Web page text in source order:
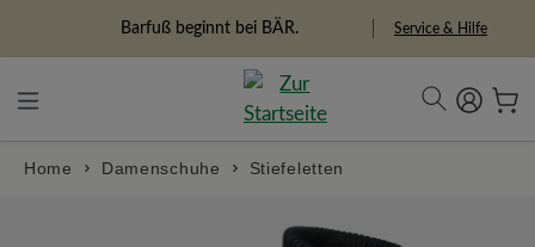
Barfuß beginnt bei BÄR.
Freiheitspioniere Service & Hilfe
Home Damenschuhe Stiefeletten